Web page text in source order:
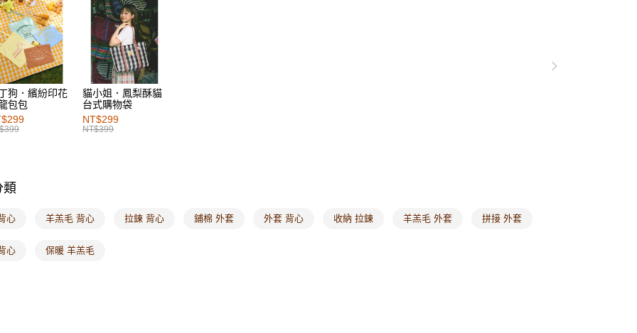
每筆NT$60，滿NT$1,000(含以上)免運費
狗．繽紛印花
包包
貓小姐．鳳梨酥貓
台式購物袋
NT$299
NT$399
類
心 羊羔毛 背心 拉鍊 背心 鋪棉 外套 外套 背心 收納 拉鍊 羊羔毛 外套 拼接 外套
心 保暖 羊羔毛